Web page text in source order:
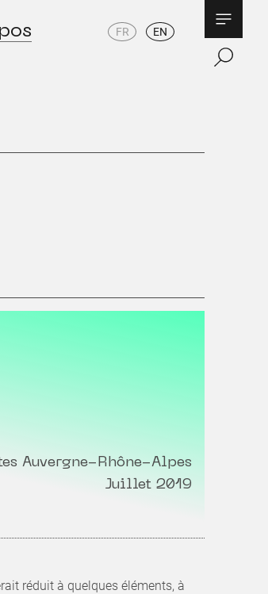
FR EN
Auvergne-Rhône-Alpes
Juillet 2019
réduit à quelques éléments, à